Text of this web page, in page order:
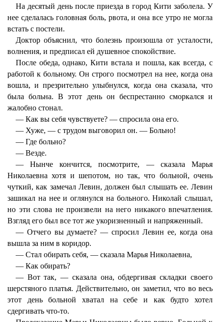
На десятый день после приезда в город Кити заболела. У
нее сделалась головная боль, рвота, и она все утро не могла
встать с постели.
Доктор объяснил, что болезнь произошла от усталости,
волнения, и предписал ей душевное спокойствие.
После обеда, однако, Кити встала и пошла, как всегда, с
работой к больному. Он строго посмотрел на нее, когда она
вошла, и презрительно улыбнулся, когда она сказала, что
была больна. В этот день он беспрестанно сморкался и
жалобно стонал.
— Как вы себя чувствуете? — спросила она его.
— Хуже, — с трудом выговорил он. — Больно!
— Где больно?
— Везде.
— Нынче кончится, посмотрите, — сказала Марья
Николаевна хотя и шепотом, но так, что больной, очень
чуткий, как замечал Левин, должен был слышать ее. Левин
зашикал на нее и оглянулся на больного. Николай слышал,
но эти слова не произвели на него никакого впечатления.
Взгляд его был все тот же укоризненный и напряженный.
— Отчего вы думаете? — спросил Левин ее, когда она
вышла за ним в коридор.
— Стал обирать себя, — сказала Марья Николаевна,
— Как обирать?
— Вот так, — сказала она, обдергивая складки своего
шерстяного платья. Действительно, он заметил, что во весь
этот день больной хватал на себе и как будто хотел
сдергивать что-то.